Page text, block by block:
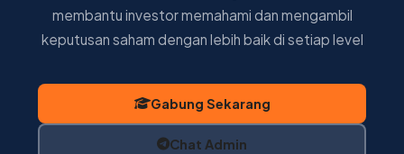
membantu investor memahami dan mengambil
keputusan saham dengan lebih baik di setiap level
Gabung Sekarang
Chat Admin